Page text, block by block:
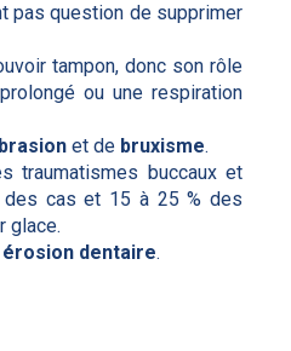
pas question de supprimer
tampon, donc son rôle
ou une respiration
et de bruxisme.
traumatismes buccaux et
des cas et 15 à 25 % des
glace.
érosion dentaire.